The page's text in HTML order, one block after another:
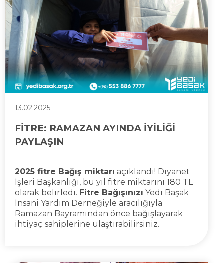
13.02.2025
FİTRE: RAMAZAN AYINDA İYİLİĞİ
PAYLAŞIN
2025 fitre Bağış miktarı açıklandı! Diyanet
İşleri Başkanlığı, bu yıl fitre miktarını 180 TL
olarak belirledi. Fitre Bağışınızı Yedi Başak
İnsani Yardım Derneğiyle aracılığıyla
Ramazan Bayramından önce bağışlayarak
ihtiyaç sahiplerine ulaştırabilirsiniz.